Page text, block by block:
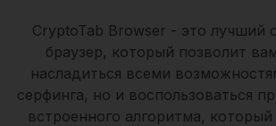
CryptoTab Browser - это лучший
браузер, который позволит
насладиться всеми
серфинга, но и воспользоваться
встроенного алгоритма,